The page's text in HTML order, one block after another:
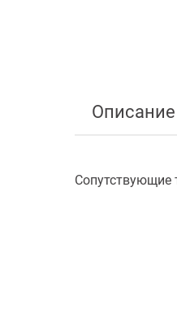
Описание
Сопутствующие